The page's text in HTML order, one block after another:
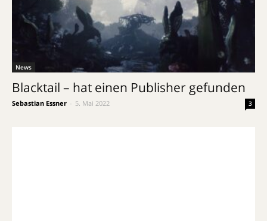
News
Blacktail – hat einen Publisher gefunden
Sebastian Essner 5. Mai 2022 3